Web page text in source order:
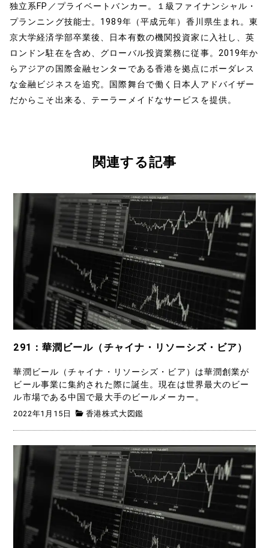
独立系FP／プライベートバンカー。１級ファイナンシャル・
プランニング技能士。1989年（平成元年）香川県生まれ。東
京大学経済学部卒業後、日本有数の機関投資家に入社し、英
ロンドン駐在を含め、グローバル投資業務に従事。2019年か
らアジアの国際金融センターである香港を拠点にボーダレス
な金融ビジネスを追究。国際舞台で働く日本人アドバイザー
だからこそ出来る、テーラーメイドなサービスを提供。
関連する記事
291：華潤ビール（チャイナ・リソーシズ・ビア）
華潤ビール（チャイナ・リソーシズ・ビア）は華潤創業が
ビール事業に集約された際に誕生。現在は世界最大のビー
ル市場である中国で最大手のビールメーカー。
2022年1月15日 香港株式大図鑑